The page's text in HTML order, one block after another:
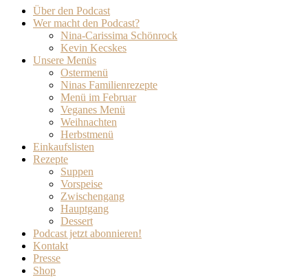
Über den Podcast
Wer macht den Podcast?
Nina-Carissima Schönrock
Kevin Kecskes
Unsere Menüs
Ostermenü
Ninas Familienrezepte
Menü im Februar
Veganes Menü
Weihnachten
Herbstmenü
Einkaufslisten
Rezepte
Suppen
Vorspeise
Zwischengang
Hauptgang
Dessert
Podcast jetzt abonnieren!
Kontakt
Presse
Shop